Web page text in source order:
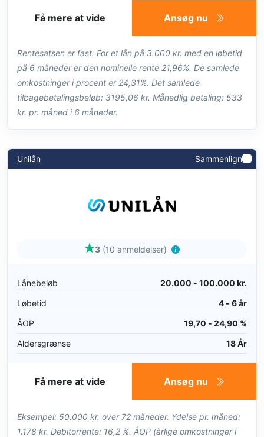
Ansøg nu
Få mere at vide
Rentesatsen er fast. For et lån på 3.000 kr. med en løbetid
på 6 måneder er den nominelle rente 21,96%. De samlede
omkostninger i procent er 24,31%. Det samlede
tilbagebetalingsbeløb: 3195,06 kr. Månedlig betaling: 533
kr. pr. måned i 6 måneder.
Unilån Sammenlign
3 (10 anmeldelser)
Lånebeløb
20.000 - 100.000 kr.
Løbetid
4 - 6 år
ÅOP
19,70 - 24,90 %
Aldersgrænse
18 År
Ansøg nu
Få mere at vide
Eksempel: 50.000 kr. over 72 måneder. Ydelse pr. måned:
1.178 kr. Debitorrente: 16,2 %. ÅOP (årlige omkostninger i